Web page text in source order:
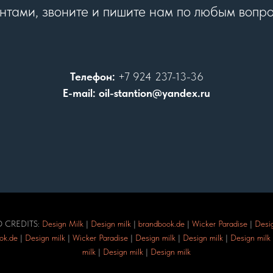
звоните и пишите нам по любым
Телефон: +7 924 237-13-36
E-mail: oil-stantion@yandex.ru
CREDITS: Design Milk | Design milk | brandbook.de| Wicker Paradise|
| Design milk | Wicker Paradise| Design milk | Design milk | Design milk
milk | Design milk | Design milk